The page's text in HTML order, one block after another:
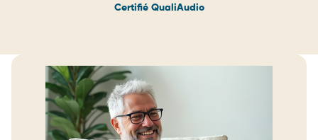
Certifié QualiAudio